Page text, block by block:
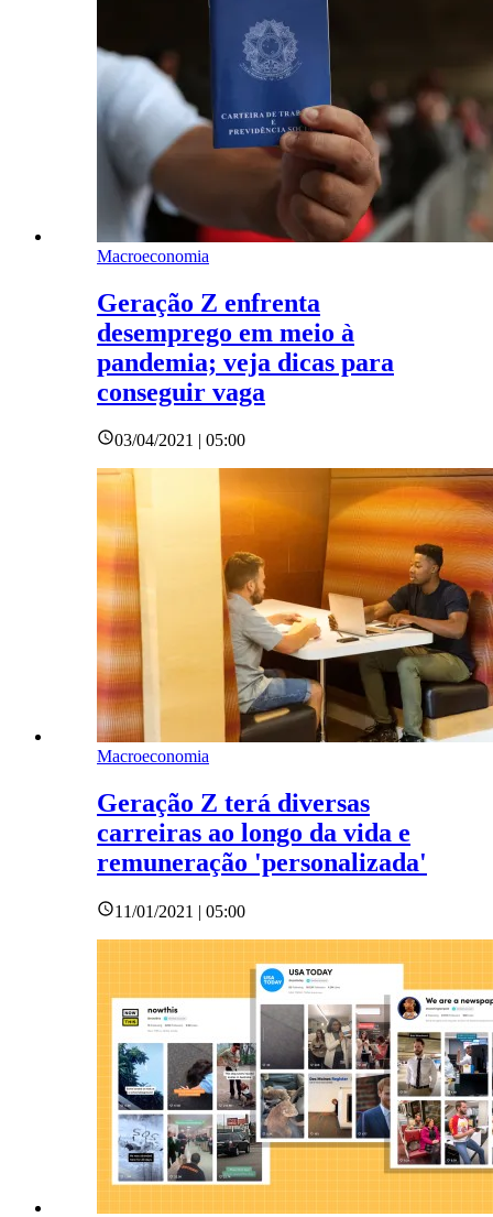
Macroeconomia
Geração Z enfrenta
desemprego em meio à
pandemia; veja dicas para
conseguir vaga
03/04/2021 | 05:00
Macroeconomia
Geração Z terá diversas
carreiras ao longo da vida e
remuneração 'personalizada'
11/01/2021 | 05:00